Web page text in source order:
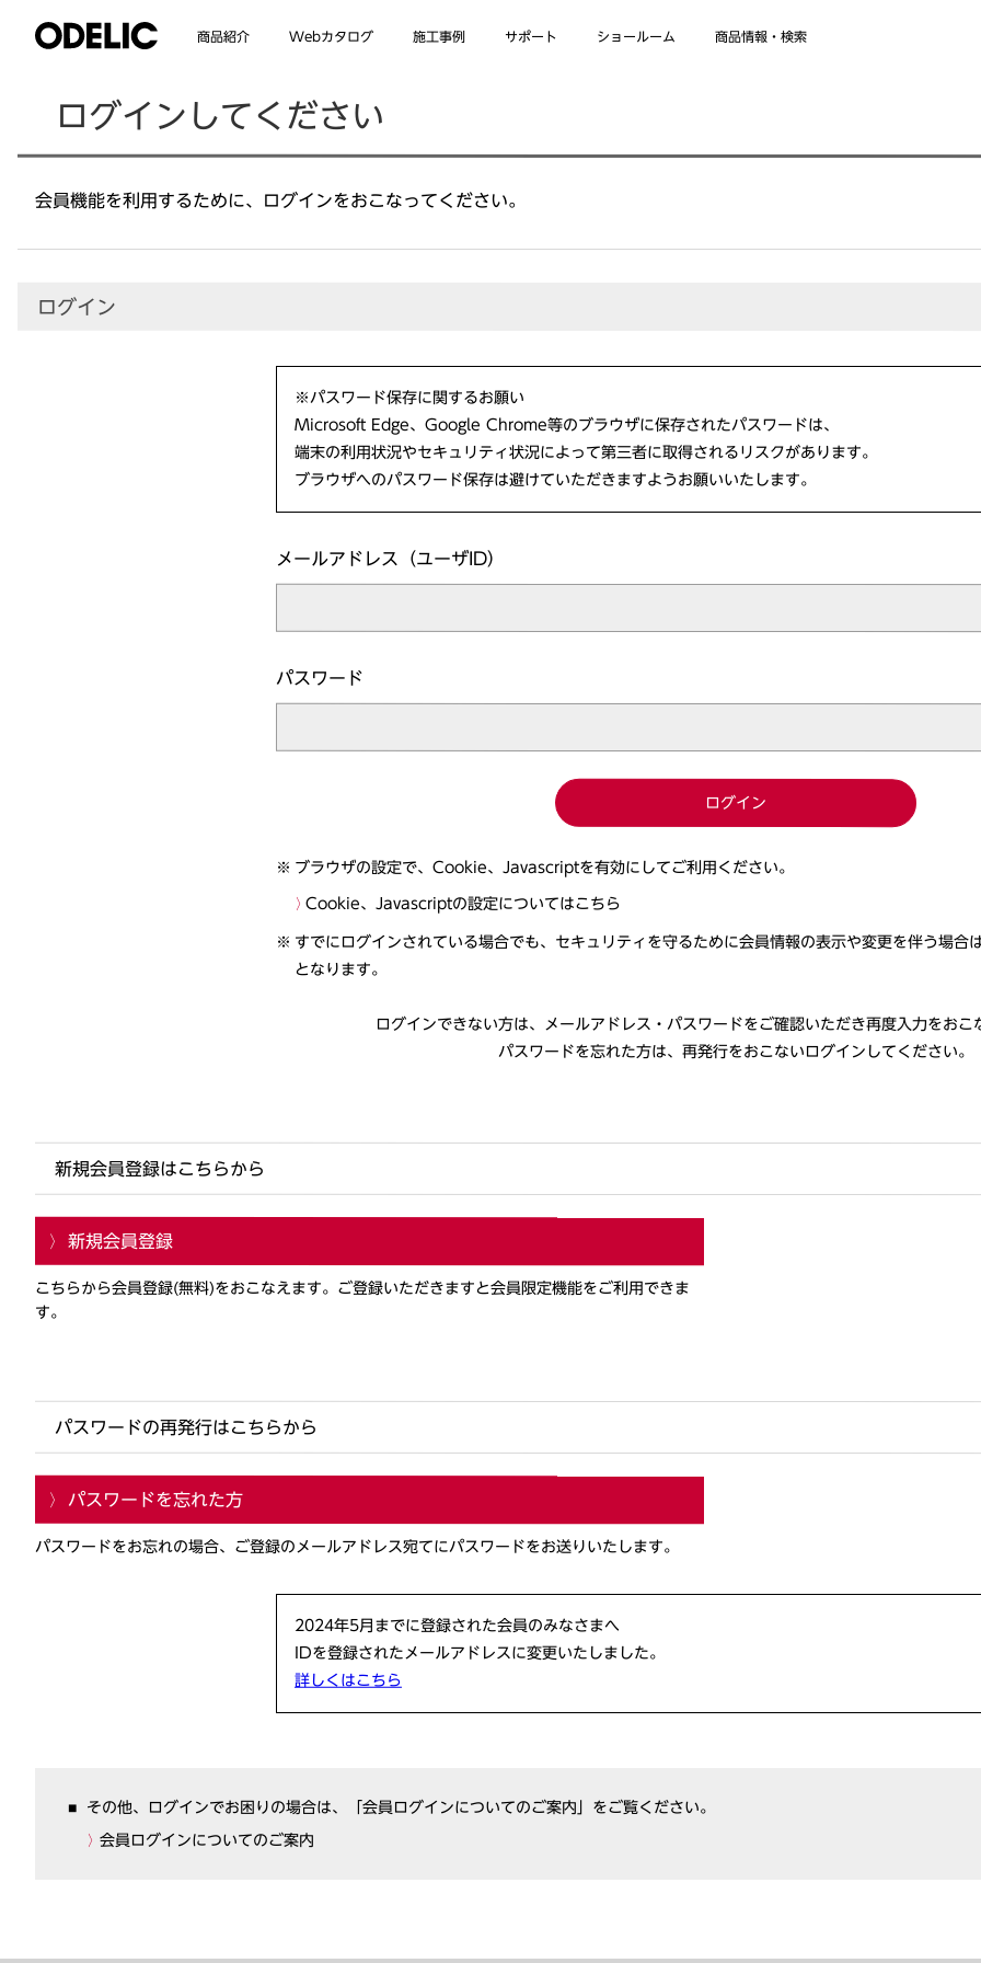
商品紹介 Webカタログ 施工事例 サポート ショールーム 商品情報・検索
ログインしてください
会員機能を利用するために、ログインをおこなってください。
ログイン
※パスワード保存に関するお願い
Microsoft Edge、Google Chrome等のブラウザに保存されたパスワードは、
端末の利用状況やセキュリティ状況によって第三者に取得されるリスクがあります。
ブラウザへのパスワード保存は避けていただきますようお願いいたします。
メールアドレス（ユーザID）
パスワード
ログイン
ブラウザの設定で、Cookie、Javascriptを有効にしてご利用ください。
Cookie、Javascriptの設定についてはこちら
すでにログインされている場合でも、セキュリティを守るために会員情報の表示や変更を伴う場合
となります。
ログインできない方は、メールアドレス・パスワードをご確認いただき再度入力をおこ
パスワードを忘れた方は、再発行をおこないログインしてください。
新規会員登録はこちらから
新規会員登録
こちらから会員登録(無料)をおこなえます。ご登録いただきますと会員限定機能をご利用できま
す。
パスワードの再発行はこちらから
パスワードを忘れた方
パスワードをお忘れの場合、ご登録のメールアドレス宛てにパスワードをお送りいたします。
2024年5月までに登録された会員のみなさまへ
IDを登録されたメールアドレスに変更いたしました。
詳しくはこちら
その他、ログインでお困りの場合は、「会員ログインについてのご案内」をご覧ください。
会員ログインについてのご案内